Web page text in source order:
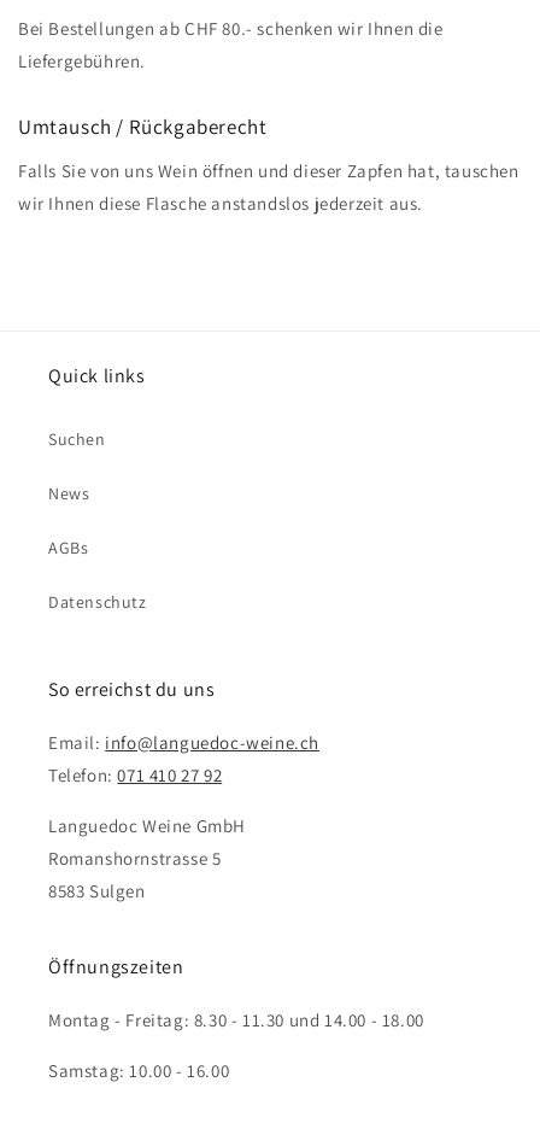
Bei Bestellungen ab CHF 80.- schenken wir Ihnen die
Liefergebühren.
Umtausch / Rückgaberecht
Falls Sie von uns Wein öffnen und dieser Zapfen hat, tauschen
wir Ihnen diese Flasche anstandslos jederzeit aus.
Quick links
Suchen
News
AGBs
Datenschutz
So erreichst du uns
Email: info@languedoc-weine.ch
Telefon:071 410 27 92
Languedoc Weine GmbH
Romanshornstrasse 5
8583 Sulgen
Öffnungszeiten
Montag - Freitag: 8.30 - 11.30 und 14.00 - 18.00
Samstag: 10.00 - 16.00